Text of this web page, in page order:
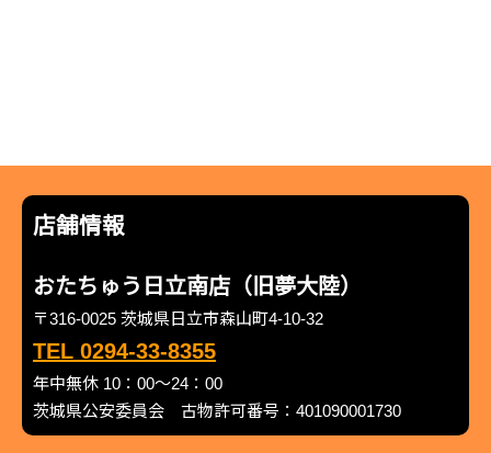
店舗情報
おたちゅう日立南店（旧夢大陸）
〒316-0025 茨城県日立市森山町4-10-32
TEL 0294-33-8355
年中無休 10：00～24：00
茨城県公安委員会 古物許可番号：401090001730